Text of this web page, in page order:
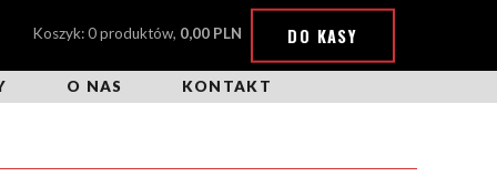
Koszyk: 0 produktów, 0,00 PLN DO KASY
O NAS KONTAKT